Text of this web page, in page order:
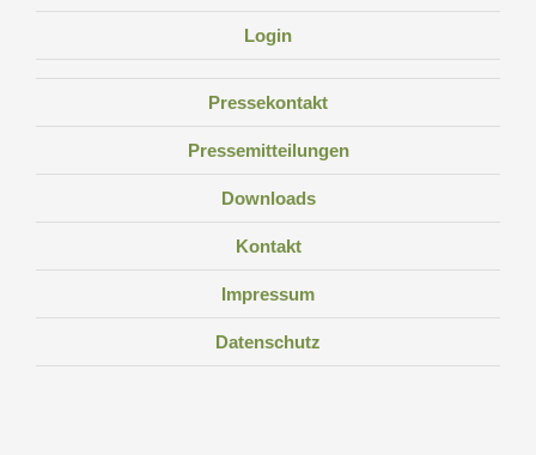
Login
Pressekontakt
Pressemitteilungen
Downloads
Kontakt
Impressum
Datenschutz